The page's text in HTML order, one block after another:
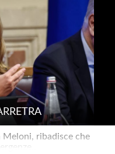
Meloni, ribadisce che